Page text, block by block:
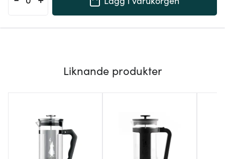
Liknande produkter